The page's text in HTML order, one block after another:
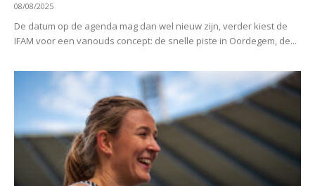
08/08/2025
De datum op de agenda mag dan wel nieuw zijn, verder kiest de
IFAM voor een vanouds concept: de snelle piste in Oordegem, de...